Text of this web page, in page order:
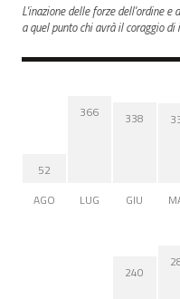
L'inazione delle forze dell'ordine
a quel punto chi avrà il coraggio di
52
AGO
366
LUG
338
GIU
240